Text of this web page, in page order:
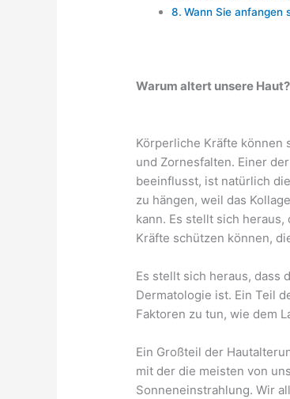
Wann Sie anfangen
Warum altert unsere Haut?
Körperliche Kräfte können
und Zornesfalten. Einer
beeinflusst, ist natürlich
zu hängen, weil das
kann. Es stellt sich
Kräfte schützen können,
Es stellt sich heraus, dass
Dermatologie ist. Ein Teil
Faktoren zu tun, wie dem
Ein Großteil der
mit der die meisten von
Sonneneinstrahlung. Wir